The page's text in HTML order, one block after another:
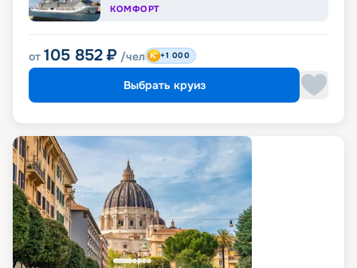
КОМФОРТ
от 105 852 ₽ /чел +1 000
Выбрать круиз